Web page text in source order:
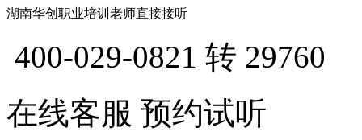
湖南华创职业培训老师直接接听
400-029-0821 转 29760
在线客服 预约试听